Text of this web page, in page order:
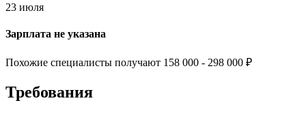
23 июля
Зарплата не указана
Похожие специалисты получают 158 000 - 298 000 ₽
Требования